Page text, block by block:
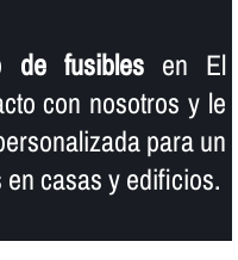
de fusiblesen El
con nosotros y le
para un
casas y edificios.